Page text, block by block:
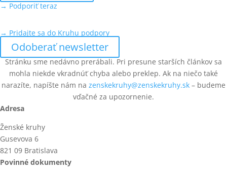
→ Podporiť teraz
→ Pridajte sa do Kruhu podpory
Odoberať newsletter
Stránku sme nedávno prerábali. Pri presune starších článkov sa
mohla niekde vkradnúť chyba alebo preklep. Ak na niečo také
narazíte, napíšte nám na zenskekruhy@zenskekruhy.sk – budeme
vďačné za upozornenie.
Adresa
Ženské kruhy
Gusevova 6
821 09 Bratislava
Povinné dokumenty